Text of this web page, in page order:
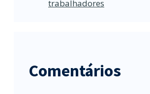
trabalhadores
Comentários